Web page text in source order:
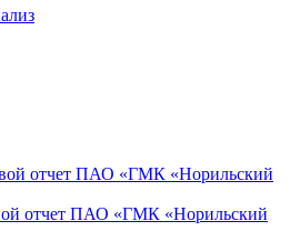
отчет ПАО «ГМК «Норильский
отчет ПАО «ГМК «Норильский